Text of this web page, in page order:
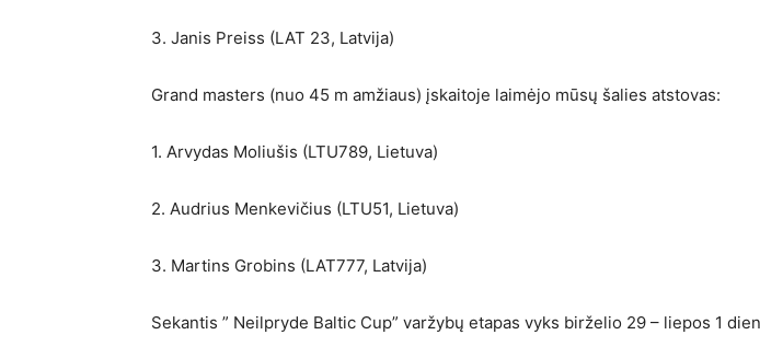
3. Janis Preiss (LAT 23, Latvija)
Grand masters (nuo 45 m amžiaus) įskaitoje laimėjo mūsų šalies atstovas:
1. Arvydas Moliušis (LTU789, Lietuva)
2. Audrius Menkevičius (LTU51, Lietuva)
3. Martins Grobins (LAT777, Latvija)
Sekantis ” Neilpryde Baltic Cup” varžybų etapas vyks birželio 29 – liepos 1